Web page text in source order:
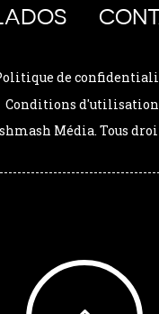
de
Conditions d'utilisation
Média. Tous